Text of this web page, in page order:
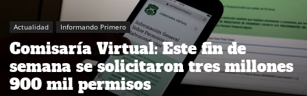
Actualidad Informando Primero
Comisaría Virtual: Este fin de
semana se solicitaron tres millones
900 mil permisos